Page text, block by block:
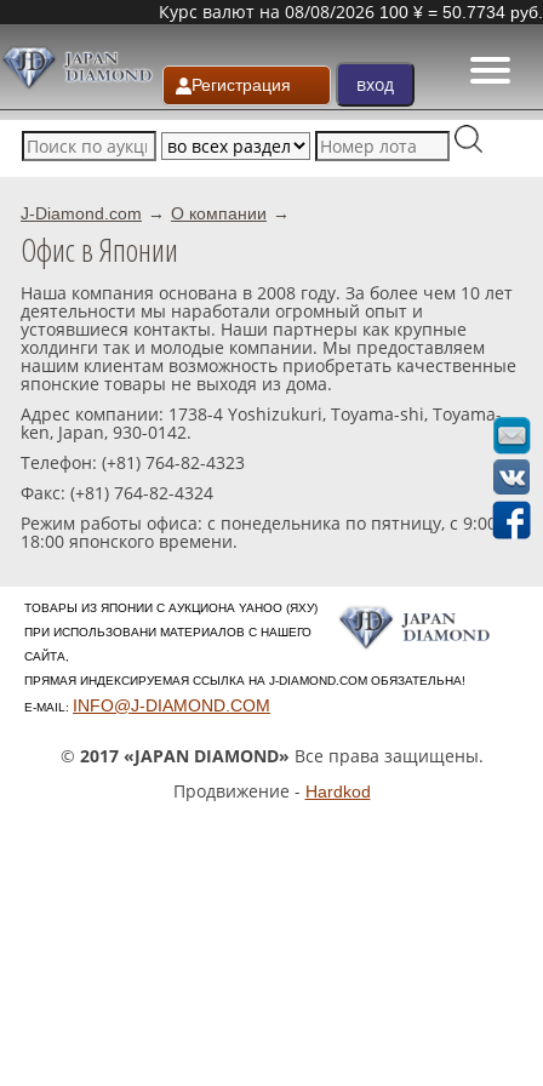
Курс валют на 08/08/2026 100 ¥ = 50.7734 руб.
Регистрация
J-Diamond.com О компании
Офис в Японии
Наша компания основана в 2008 году. За более чем 10 лет
деятельности мы наработали огромный опыт и
устоявшиеся контакты. Наши партнеры как крупные
холдинги так и молодые компании. Мы предоставляем
нашим клиентам возможность приобретать качественные
японские товары не выходя из дома.
Адрес компании: 1738-4 Yoshizukuri, Toyama-shi, Toyama-
ken, Japan, 930-0142.
Телефон: (+81) 764-82-4323
Факс: (+81) 764-82-4324
Режим работы офиса: с понедельника по пятницу, с 9:00 до
18:00 японского времени.
ТОВАРЫ ИЗ ЯПОНИИ С АУКЦИОНА YAHOO (ЯХУ)
ПРИ ИСПОЛЬЗОВАНИ МАТЕРИАЛОВ С НАШЕГО
САЙТА,
ПРЯМАЯ ИНДЕКСИРУЕМАЯ ССЫЛКА НА J-DIAMOND.COM ОБЯЗАТЕЛЬНА!
E-MAIL: INFO@J-DIAMOND.COM
© 2017 «JAPAN DIAMOND» Все права защищены.
Продвижение - Hardkod